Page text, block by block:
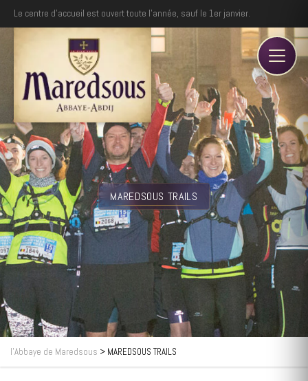
Le centre d'accueil est ouvert toute l'année, sauf le 1er janvier.
MAREDSOUS TRAILS
l’Abbaye de Maredsous > MAREDSOUS TRAILS